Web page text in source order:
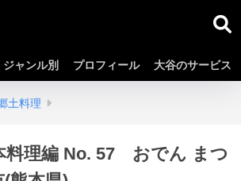
ジャンル別 プロフィール 大谷のサービス
土料理
料理編 No. 57 おでん まつ